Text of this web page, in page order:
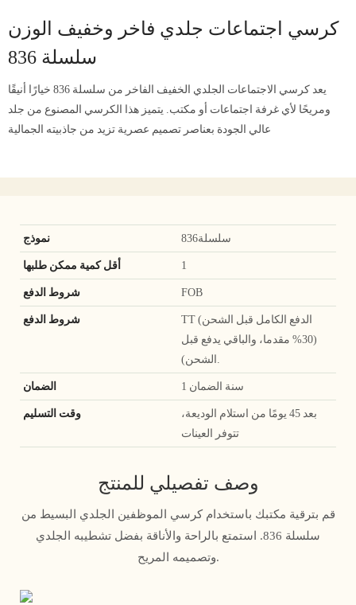
كرسي اجتماعات جلدي فاخر وخفيف الوزن
سلسلة 836
يعد كرسي الاجتماعات الجلدي الخفيف الفاخر من سلسلة 836 خيارًا أنيقًا
ومريحًا لأي غرفة اجتماعات أو مكتب. يتميز هذا الكرسي المصنوع من جلد
عالي الجودة بعناصر تصميم عصرية تزيد من جاذبيته الجمالية
سلسلة836
1
FOB
TT (الدفع الكامل قبل الشحن
(30% مقدما، والباقي يدفع قبل
الشحن).
1 سنة الضمان
بعد 45 يومًا من استلام الوديعة،
تتوفر العينات
وصف تفصيلي للمنتج
قم بترقية مكتبك باستخدام كرسي الموظفين الجلدي البسيط من
سلسلة 836. استمتع بالراحة والأناقة بفضل تشطيبه الجلدي
وتصميمه المريح.